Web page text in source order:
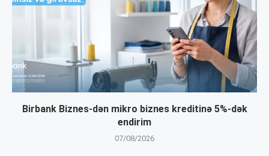
Birbank Biznes-dən mikro biznes kreditinə 5%-dək
endirim
07/08/2026